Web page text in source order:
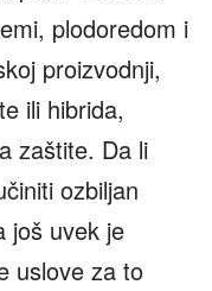
plodoredom i
proizvodnji,
ili hibrida,
zaštite. Da li
ozbiljan
još uvek je
uslove za to